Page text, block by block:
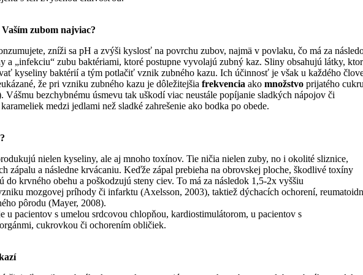
zubom najviac?
zníži sa pH a zvýši kyslosť na povrchu zubov, najmä v povlaku, čo má za
a „infekciu“ zubu baktériami, ktoré postupne vyvolajú zubný kaz. Sliny obsahujú látky,
kyseliny baktérií a tým potlačiť vznik zubného kazu. Ich účinnosť je však u každého
že pri vzniku zubného kazu je dôležitejšia frekvencia ako množstvo prijatého cukru
Vášmu bezchybnému úsmevu tak uškodí viac neustále popíjanie sladkých nápojov či
medzi jedlami než sladké zahrešenie ako bodka po obede.
nielen kyseliny, ale aj mnoho toxínov. Tie ničia nielen zuby, no i okolité sliznice,
zápalu a následne krvácaniu. Keďže zápal prebieha na obrovskej ploche, škodlivé toxíny
do krvného obehu a poškodzujú steny ciev. To má za následok 1,5-2x vyššiu
mozgovej príhody či infarktu (Axelsson, 2003), taktiež dýchacích ochorení,
pôrodu (Mayer, 2008).
pacientov s umelou srdcovou chlopňou, kardiostimulátorom, u pacientov s
cukrovkou či ochorením obličiek.